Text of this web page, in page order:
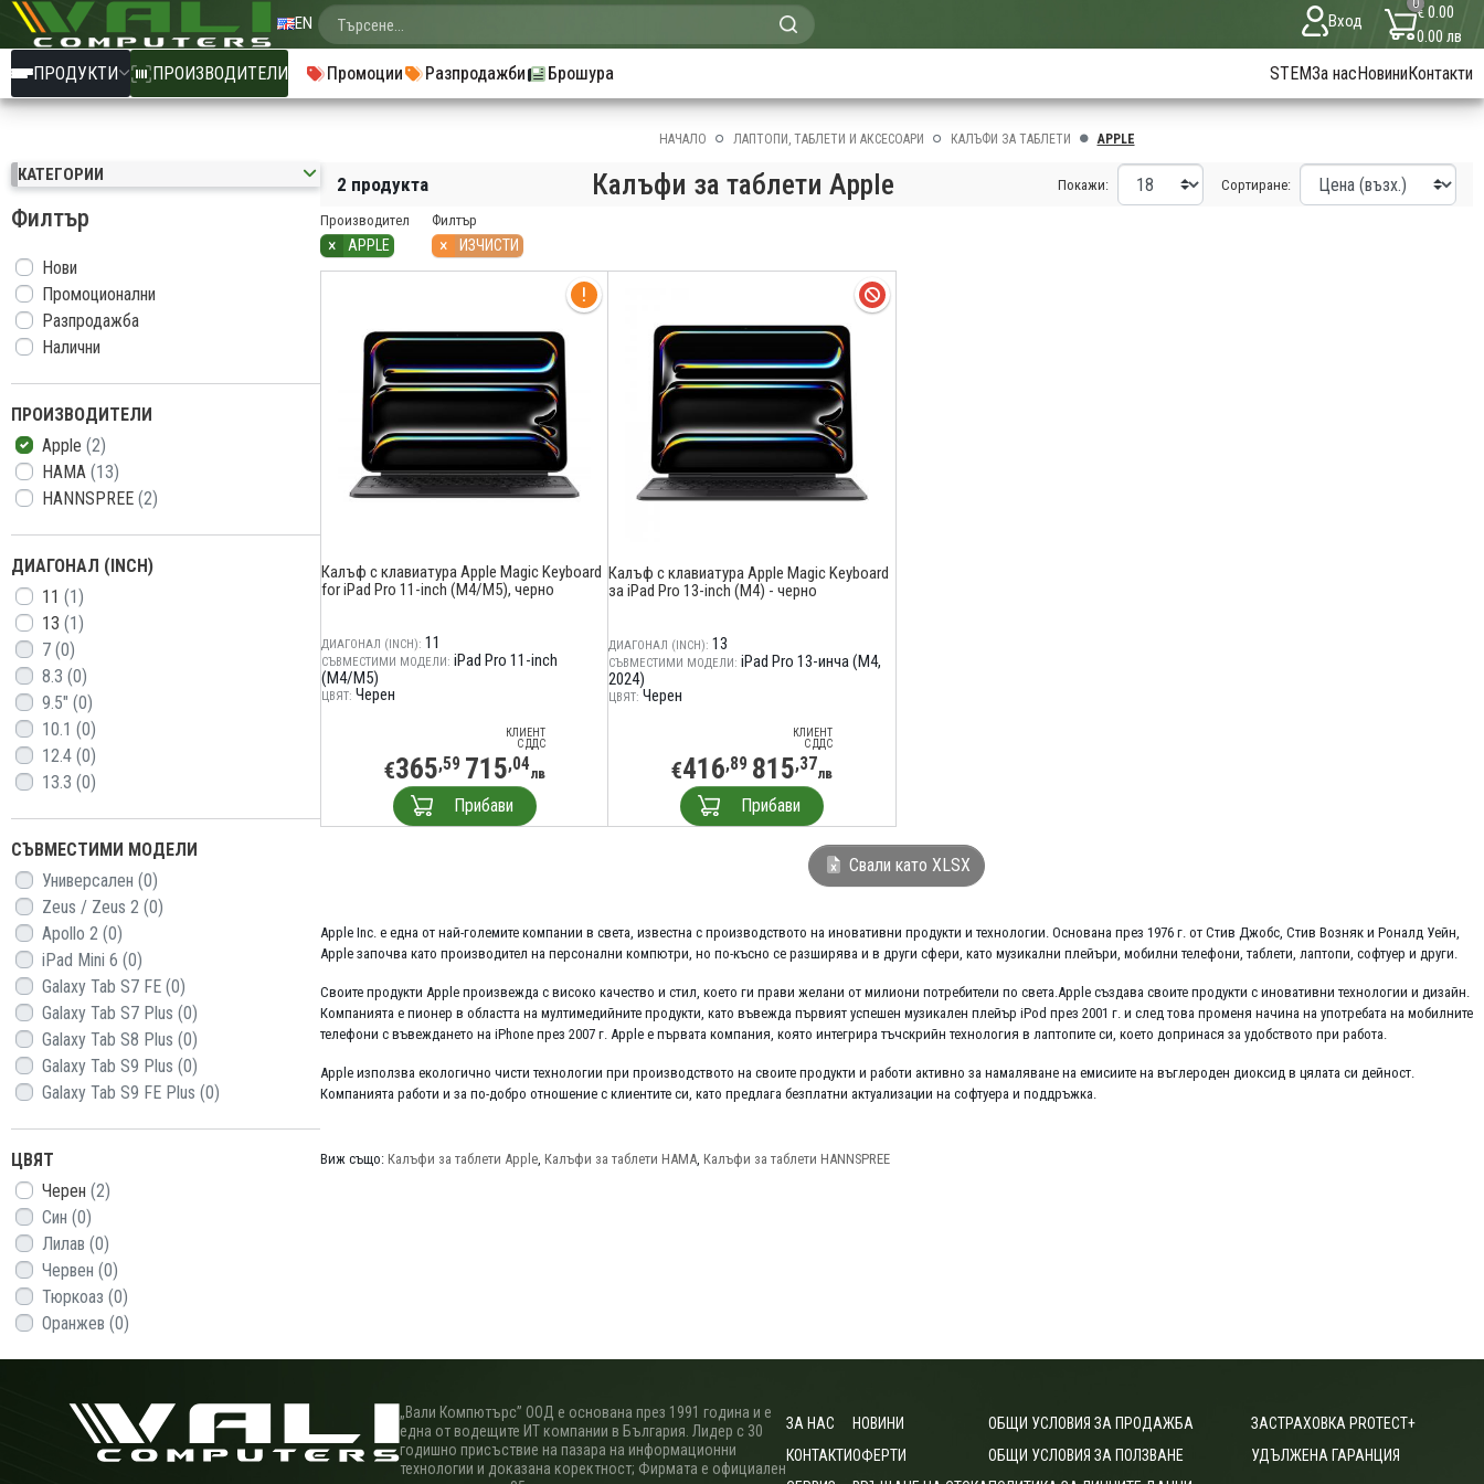
EN Вход
0€ 0.00
0.00 лв
ПРОДУКТИ ПРОИЗВОДИТЕЛИ Промоции Разпродажби Брошура STEMЗа насНовиниКонтакти
КАТЕГОРИИ
Филтър
Нови
Промоционални
Разпродажба
Налични
ПРОИЗВОДИТЕЛИ
Apple (2)
HAMA (13)
HANNSPREE (2)
ДИАГОНАЛ (INCH)
11 (1)
13 (1)
7 (0)
8.3 (0)
9.5" (0)
10.1 (0)
12.4 (0)
13.3 (0)
СЪВМЕСТИМИ МОДЕЛИ
Универсален (0)
Zeus / Zeus 2 (0)
Apollo 2 (0)
iPad Mini 6 (0)
Galaxy Tab S7 FE (0)
Galaxy Tab S7 Plus (0)
Galaxy Tab S8 Plus (0)
Galaxy Tab S9 Plus (0)
Galaxy Tab S9 FE Plus (0)
ЦВЯТ
Черен (2)
Син (0)
Лилав (0)
Червен (0)
Тюркоаз (0)
Оранжев (0)
НАЧАЛО ЛАПТОПИ, ТАБЛЕТИ И АКСЕСОАРИ КАЛЪФИ ЗА ТАБЛЕТИ APPLE
2 продукта Калъфи за таблети Apple Покажи: Сортиране:
Производител
× APPLE
Филтър
× ИЗЧИСТИ
Калъф с клавиатура Apple Magic Keyboard
for iPad Pro 11-inch (M4/M5), черно
ДИАГОНАЛ (INCH): 11
СЪВМЕСТИМИ МОДЕЛИ: iPad Pro 11-inch
(M4/M5)
ЦВЯТ: Черен
КЛИЕНТ
С ДДС
€365,59 715,04лв
Прибави
Калъф с клавиатура Apple Magic Keyboard
за iPad Pro 13-inch (M4) - черно
ДИАГОНАЛ (INCH): 13
СЪВМЕСТИМИ МОДЕЛИ: iPad Pro 13-инча (M4,
2024)
ЦВЯТ: Черен
КЛИЕНТ
С ДДС
€416,89 815,37лв
Прибави
Свали като XLSX
Apple Inc. е една от най-големите компании в света, известна с производството на иновативни продукти и технологии. Основана през 1976 г. от Стив Джобс, Стив Возняк и Роналд Уейн,
Apple започва като производител на персонални компютри, но по-късно се разширява и в други сфери, като музикални плейъри, мобилни телефони, таблети, лаптопи, софтуер и други.
Своите продукти Apple произвежда с високо качество и стил, което ги прави желани от милиони потребители по света.Apple създава своите продукти с иновативни технологии и дизайн.
Компанията е пионер в областта на мултимедийните продукти, като въвежда първият успешен музикален плейър iPod през 2001 г. и след това променя начина на употребата на мобилните
телефони с въвеждането на iPhone през 2007 г. Apple е първата компания, която интегрира тъчскрийн технология в лаптопите си, което допринася за удобството при работа.
Apple използва екологично чисти технологии при производството на своите продукти и работи активно за намаляване на емисиите на въглероден диоксид в цялата си дейност.
Компанията работи и за по-добро отношение с клиентите си, като предлага безплатни актуализации на софтуера и поддръжка.
Виж също: Калъфи за таблети Apple, Калъфи за таблети HAMA, Калъфи за таблети HANNSPREE
„Вали Компютърс” ООД е основана през 1991 година и е
една от водещите ИТ компании в България. Лидер с 30
годишно присъствие на пазара на информационни
технологии и доказана коректност; Фирмата е официален
ЗА НАС
КОНТАКТИ
НОВИНИ
ОФЕРТИ
ОБЩИ УСЛОВИЯ ЗА ПРОДАЖБА
ОБЩИ УСЛОВИЯ ЗА ПОЛЗВАНЕ
ЗАСТРАХОВКА PROTECT+
УДЪЛЖЕНА ГАРАНЦИЯ